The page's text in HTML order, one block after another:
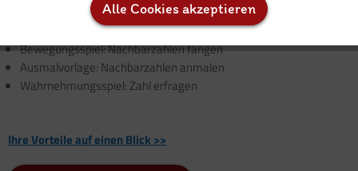
Spielanregung: Nachbarzahlen/Zahlen und Nachbarzahlen
Spielanregung: Nachbarzahlen aufstellen
Bewegungsspiel: Nachbarzahlen fangen
Ausmalvorlage: Nachbarzahlen anmalen
Wahrnehmungsspiel: Zahl erfragen
Ihre Vorteile auf einen Blick >>
Inaktiv
Alle Cookies akzeptieren